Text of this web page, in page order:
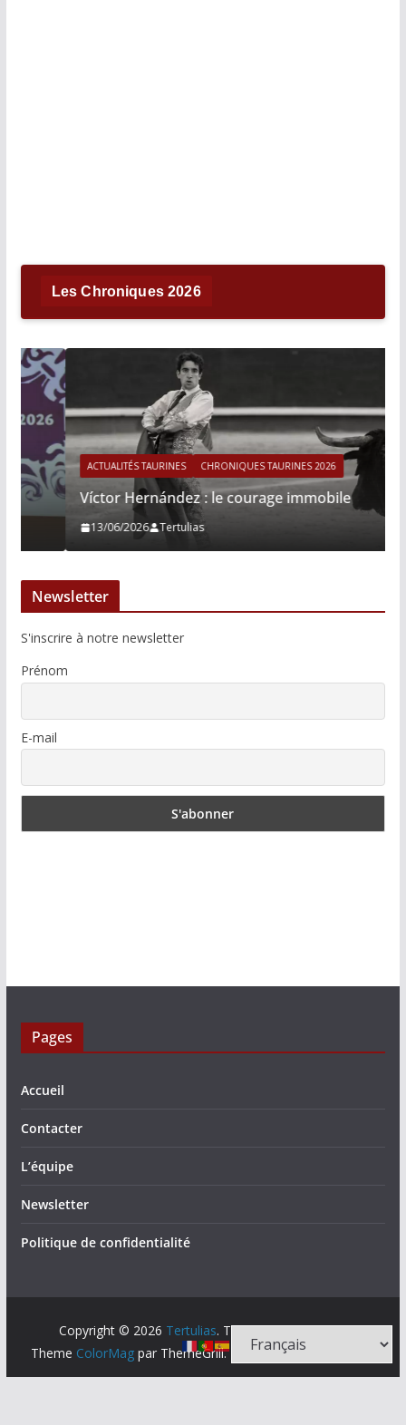
Les Chroniques 2026
ACTUALITÉS TAURINES CHRONIQUES TAURINES 2026
Víctor Hernández : le courage immobile
13/06/2026 Tertulias
Newsletter
S'inscrire à notre newsletter
Prénom
E-mail
Pages
Accueil
Contacter
L’équipe
Newsletter
Politique de confidentialité
Copyright © 2026 Tertulias. Tous droits réservés.
Theme ColorMagpar ThemeGrill. Propulsé par